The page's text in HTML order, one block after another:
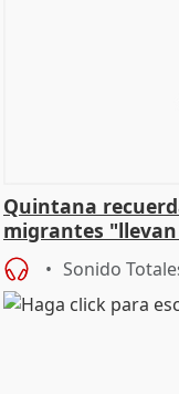
Quintana
migrantes
central
Sonido